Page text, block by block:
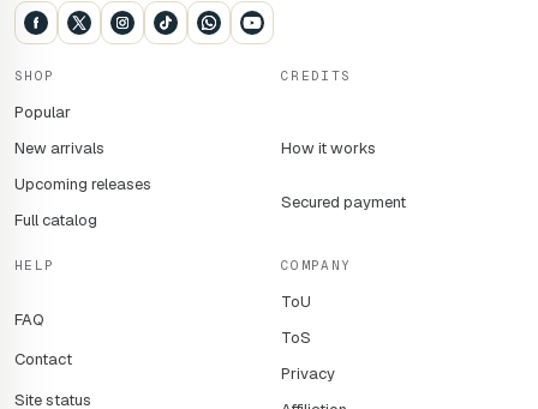
SHOP
Popular
New arrivals
Upcoming releases
Full catalog
CREDITS
How it works
Secured payment
HELP
FAQ
Contact
Site status
COMPANY
ToU
ToS
Privacy